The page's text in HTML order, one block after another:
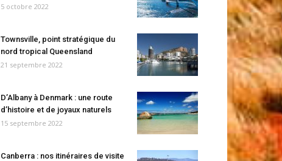
5 octobre 2022
Townsville, point stratégique du
nord tropical Queensland
21 septembre 2022
D’Albany à Denmark : une route
d’histoire et de joyaux naturels
15 septembre 2022
Canberra : nos itinéraires de visite